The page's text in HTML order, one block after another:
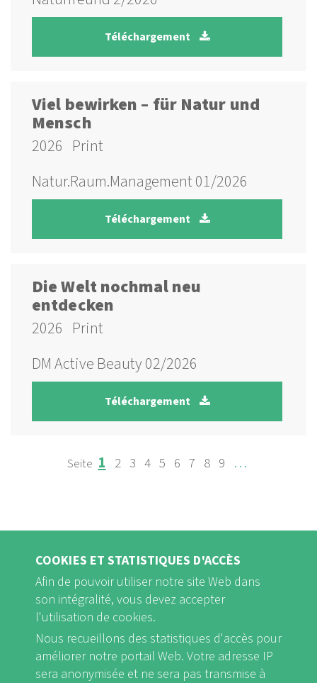
Téléchargement
Viel bewirken – für Natur und
Mensch
2026 Print
Natur.Raum.Management 01/2026
Téléchargement
Die Welt nochmal neu
entdecken
2026 Print
DM Active Beauty 02/2026
Téléchargement
PAGINATION Page
1 Page
2 Page
3 Page
4 Page
5 Page
6 Page
7 Page
8 Page
9 …
FB Youtube Instagram
COOKIES ET STATISTIQUES D'ACCÈS
Afin de pouvoir utiliser notre site Web dans
son intégralité, vous devez accepter
l'utilisation de cookies.
Nous recueillons des statistiques d'accès pour
améliorer notre portail Web. Votre adresse IP
sera anonymisée et ne sera pas transmise à